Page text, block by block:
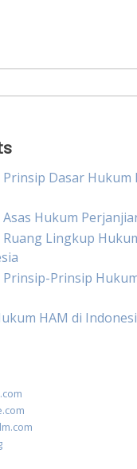
Dasar Hukum
Hukum
Lingkup
Prinsip
HAM di